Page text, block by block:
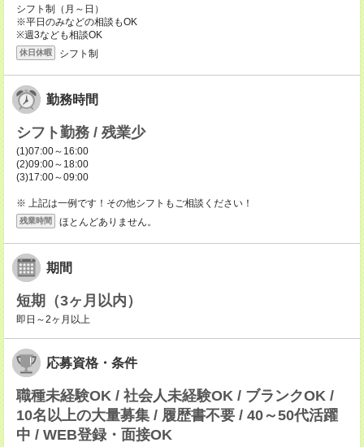
シフト制（月～日）
※平日のみなどの相談もOK
※週3なども相談OK
休日休暇 シフト制
勤務時間
シフト勤務 / 残業少
(1)07:00～16:00
(2)09:00～18:00
(3)17:00～09:00
※ 上記は一例です！その他シフトもご相談ください！
残業時間 ほとんどありません。
期間
短期（3ヶ月以内）
即日～2ヶ月以上
応募資格・条件
職種未経験OK / 社会人未経験OK / ブランクOK /
10名以上の大量募集 / 履歴書不要 / 40～50代活躍
中 / WEB登録・面接OK